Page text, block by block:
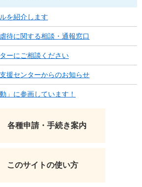
を紹介します
待に関する相談・通報窓口
ーにご相談ください
援センターからのお知らせ
」に参画しています！
各種申請・手続き案内
このサイトの使い方